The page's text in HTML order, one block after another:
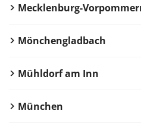
Mecklenburg-
Mönchengladbach
Mühldorf am Inn
München